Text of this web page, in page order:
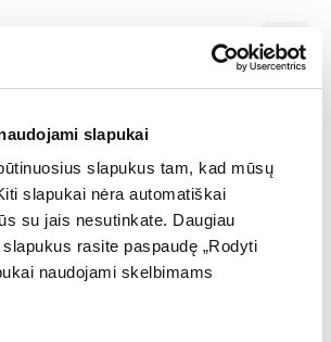
slapukai
slapukus tam, kad mūsų
slapukai nėra automatiškai
su jais nesutinkate. Daugiau
rasite paspaudę „Rodyti
naudojami skelbimams
S132 - Maxima
automobilio numerį
Ieškoti numerio